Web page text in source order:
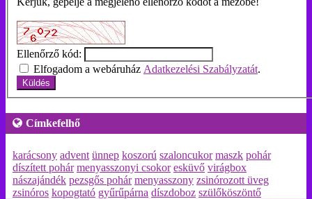
Ellenőrző kód:
Elfogadom a webáruház Adatkezelési Szabályzatát.
Címkefelhő
karácsony advent ünnep koszorú szaloncukor maszk pohár
díszített pohár menyasszonyi csokor esküvő virágbox
nászajándék pezsgős pohár menyasszony zsinórozott üveg
zsinóros kopogtató gyűrűpárna díszdoboz szülőköszöntő